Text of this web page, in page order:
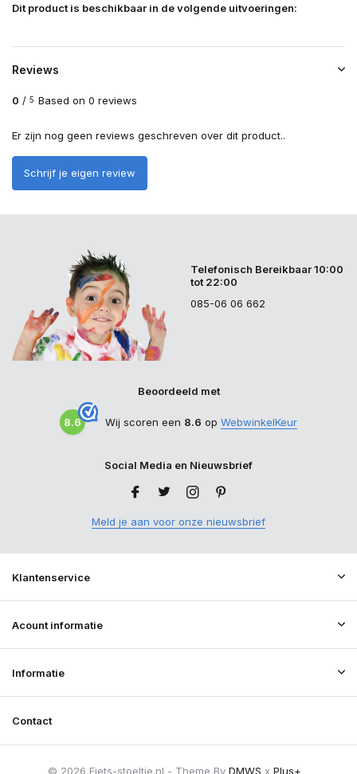
Dit product is beschikbaar in de volgende uitvoeringen:
Reviews
0 / 5 Based on 0 reviews
Er zijn nog geen reviews geschreven over dit product..
Schrijf je eigen review
Telefonisch Bereikbaar 10:00
tot 22:00
085-06 06 662
Beoordeeld met
8.6 Wij scoren een 8.6 op WebwinkelKeur
Social Media en Nieuwsbrief
Meld je aan voor onze nieuwsbrief
Klantenservice
Acount informatie
Informatie
Contact
© 2026 Fiets-stoeltje.nl - Theme By DMWS x Plus+